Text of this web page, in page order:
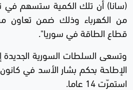
من الكهرباء وذلك ضمن
قطاع الطاقة في سوريا".
وتسعى السلطات السورية الجديدة
الإطاحة بحكم بشار الأسد في
استمرّت 14 عاما.